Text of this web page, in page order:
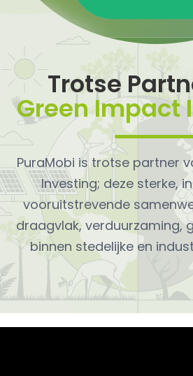
Trotse
Green Impact
PuraMobi is trotse partner
Investing; deze sterke,
vooruitstrevende
draagvlak, verduurzaming,
binnen stedelijke en